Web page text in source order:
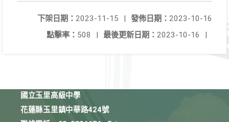
發佈日期： 2023-10-16
下架日期： 2023-11-15
|
最後更新日期： 2023-10-16 |
點擊率： 508 |
國立玉里高級中學
花蓮縣玉里鎮中華路424號